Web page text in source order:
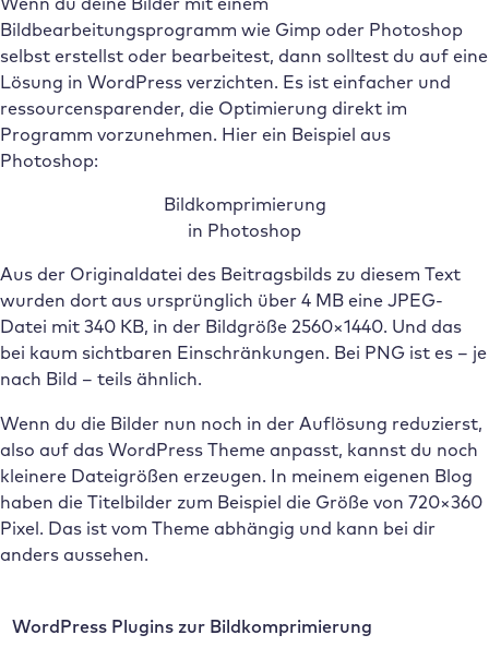
Bildbearbeitungsprogramm wie Gimp oder Photoshop
selbst erstellst oder bearbeitest, dann solltest du auf eine
Lösung in WordPress verzichten. Es ist einfacher und
ressourcensparender, die Optimierung direkt im
Programm vorzunehmen. Hier ein Beispiel aus
Photoshop:
Bildkomprimierung
in Photoshop
Aus der Originaldatei des Beitragsbilds zu diesem Text
wurden dort aus ursprünglich über 4 MB eine JPEG-
Datei mit 340 KB, in der Bildgröße 2560×1440. Und das
bei kaum sichtbaren Einschränkungen. Bei PNG ist es – je
nach Bild – teils ähnlich.
Wenn du die Bilder nun noch in der Auflösung reduzierst,
also auf das WordPress Theme anpasst, kannst du noch
kleinere Dateigrößen erzeugen. In meinem eigenen Blog
haben die Titelbilder zum Beispiel die Größe von 720×360
Pixel. Das ist vom Theme abhängig und kann bei dir
anders aussehen.
WordPress Plugins zur Bildkomprimierung